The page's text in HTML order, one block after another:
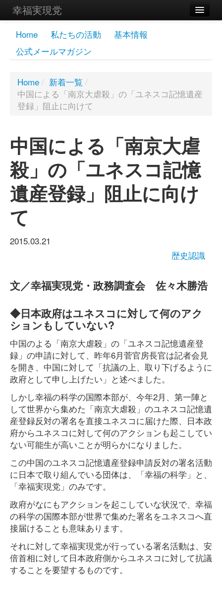
幸福実現党
メンバーズページ
党員
お問い合わせ
Home 私たちの活動
基本情報
公式メールマガジン
Home / 新着一覧 /
中国による「南京大虐殺」の「ユネスコ記憶遺産
登録」阻止に向けて
中国による「南京大虐
殺」の「ユネスコ記憶
遺産登録」阻止に向け
て
2015.03.21
歴史認識
文／幸福実現党・政務調査会 佐々木勝浩
◆日本政府はユネスコに対して何のアク
ションもしていない?
中国のよる「南京大虐殺」の「ユネスコ記憶遺産登
録」の申請に対して、昨年6月菅官房長官は記者会見
を開き、中国に対して「抗議の上、取り下げるように
政府として申し上げたい」と述べました。
しかし幸福の科学の国際本部が、今年2月、第一陣と
して世界から集めた「南京大虐殺」のユネスコ記憶遺
産登録反対の署名を直接ユネスコに届けた際、日本政
府からユネスコに対して何のアクションも起こしてい
ない可能生が高いことが明らかになりました。
この中国のユネスコ記憶遺産登録申請反対の署名活動
に日本で取り組んでいる団体は、「幸福の科学」と、
「幸福実現党」のみです。
政府がなにもアクションを起こしていな状況で、幸福
の科学の国際本部が世界で集めた署名をユネスコへ直
接届けることも意味あります。
それに対して幸福実現党が行っている署名活動は、安
倍首相に対して日本政府側からユネスコに対して抗議
することを要望するものです。